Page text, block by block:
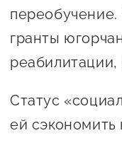
гранты
реабилитации,
Статус
ей сэкономить